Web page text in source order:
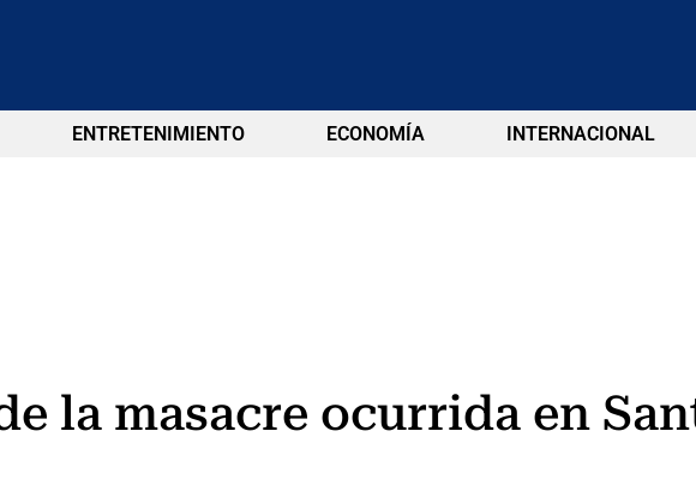
ENTRETENIMIENTO ECONOMÍA INTERNACIONAL
la masacre ocurrida en